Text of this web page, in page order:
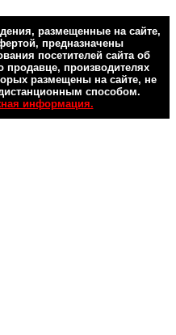
размещенные на сайте,
предназначены
посетителей сайта об
продавце, производителях
размещены на сайте, не
способом.
информация.